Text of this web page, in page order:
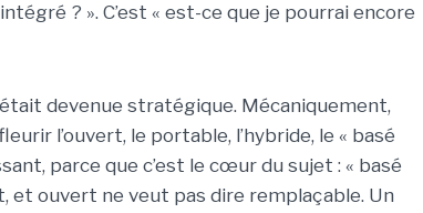
? ». C’est « est-ce que je pourrai encore
devenue stratégique. Mécaniquement,
l’ouvert, le portable, l’hybride, le « basé
parce que c’est le cœur du sujet : « basé
et ouvert ne veut pas dire remplaçable. Un